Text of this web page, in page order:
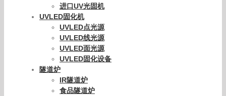
进口UV光固机
UVLED固化机
UVLED点光源
UVLED线光源
UVLED面光源
UVLED固化设备
隧道炉
IR隧道炉
食品隧道炉